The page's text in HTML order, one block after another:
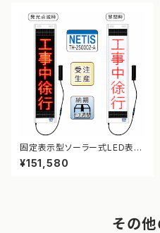
固定表示型ソーラー式LED表示
板 ドットサイン【工事中徐行】【N
ETIS登録】
¥151,580
その